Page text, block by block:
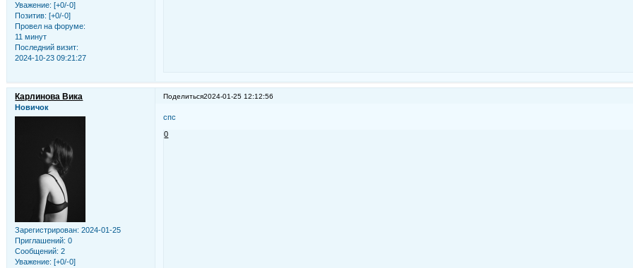
Уважение: [+0/-0]
Позитив: [+0/-0]
Провел на форуме:
11 минут
Последний визит:
2024-10-23 09:21:27
Поделиться2024-01-25 12:12:56
Карлинова Вика
Новичок
Зарегистрирован: 2024-01-25
Приглашений: 0
Сообщений: 2
Уважение: [+0/-0]
спс
0